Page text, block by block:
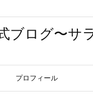
ブログ〜サ
プロフィール